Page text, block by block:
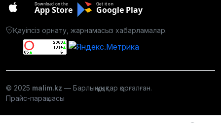
Download on the
App Store
Get it on
Google Play
Қауіпсіз орнату, жарнамасыз хабарламалар.
© 2025 malim.kz — Барлық құқықтар қорғалған.
Прайс-парақшасы